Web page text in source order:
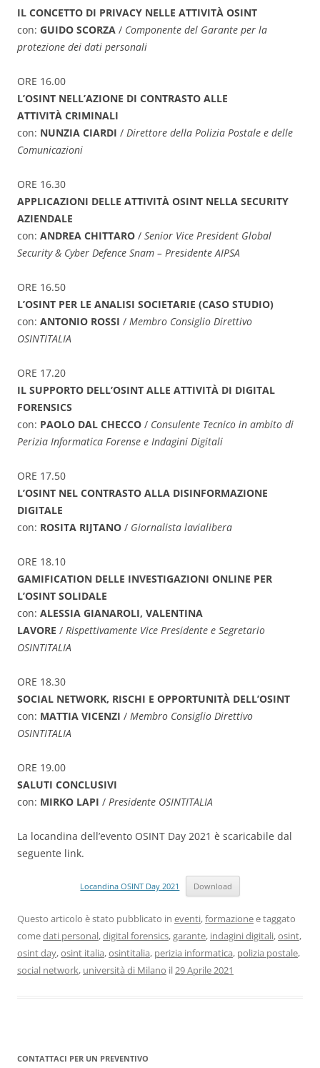
IL CONCETTO DI PRIVACY NELLE ATTIVITÀ OSINT
con: GUIDO SCORZA / Componente del Garante per la
protezione dei dati personali
ORE 16.00
L’OSINT NELL’AZIONE DI CONTRASTO ALLE
ATTIVITÀ CRIMINALI
con: NUNZIA CIARDI / Direttore della Polizia Postale e delle
Comunicazioni
ORE 16.30
APPLICAZIONI DELLE ATTIVITÀ OSINT NELLA SECURITY
AZIENDALE
con: ANDREA CHITTARO / Senior Vice President Global
Security & Cyber Defence Snam – Presidente AIPSA
ORE 16.50
L’OSINT PER LE ANALISI SOCIETARIE (CASO STUDIO)
con: ANTONIO ROSSI / Membro Consiglio Direttivo
OSINTITALIA
ORE 17.20
IL SUPPORTO DELL’OSINT ALLE ATTIVITÀ DI DIGITAL
FORENSICS
con: PAOLO DAL CHECCO / Consulente Tecnico in ambito di
Perizia Informatica Forense e Indagini Digitali
ORE 17.50
L’OSINT NEL CONTRASTO ALLA DISINFORMAZIONE
DIGITALE
con: ROSITA RIJTANO / Giornalista lavialibera
ORE 18.10
GAMIFICATION DELLE INVESTIGAZIONI ONLINE PER
L’OSINT SOLIDALE
con: ALESSIA GIANAROLI, VALENTINA
LAVORE / Rispettivamente Vice Presidente e Segretario
OSINTITALIA
ORE 18.30
SOCIAL NETWORK, RISCHI E OPPORTUNITÀ DELL’OSINT
con: MATTIA VICENZI / Membro Consiglio Direttivo
OSINTITALIA
ORE 19.00
SALUTI CONCLUSIVI
con: MIRKO LAPI / Presidente OSINTITALIA
La locandina dell’evento OSINT Day 2021 è scaricabile dal
seguente link.
Locandina OSINT Day 2021 Download
Questo articolo è stato pubblicato in eventi,formazionee taggato
comedati personal,digital forensics,garante, indagini digitali,osint,
osint day,osint italia,osintitalia, perizia informatica, polizia postale,
social network, università di Milano il29 Aprile 2021
CONTATTACI PER UN PREVENTIVO